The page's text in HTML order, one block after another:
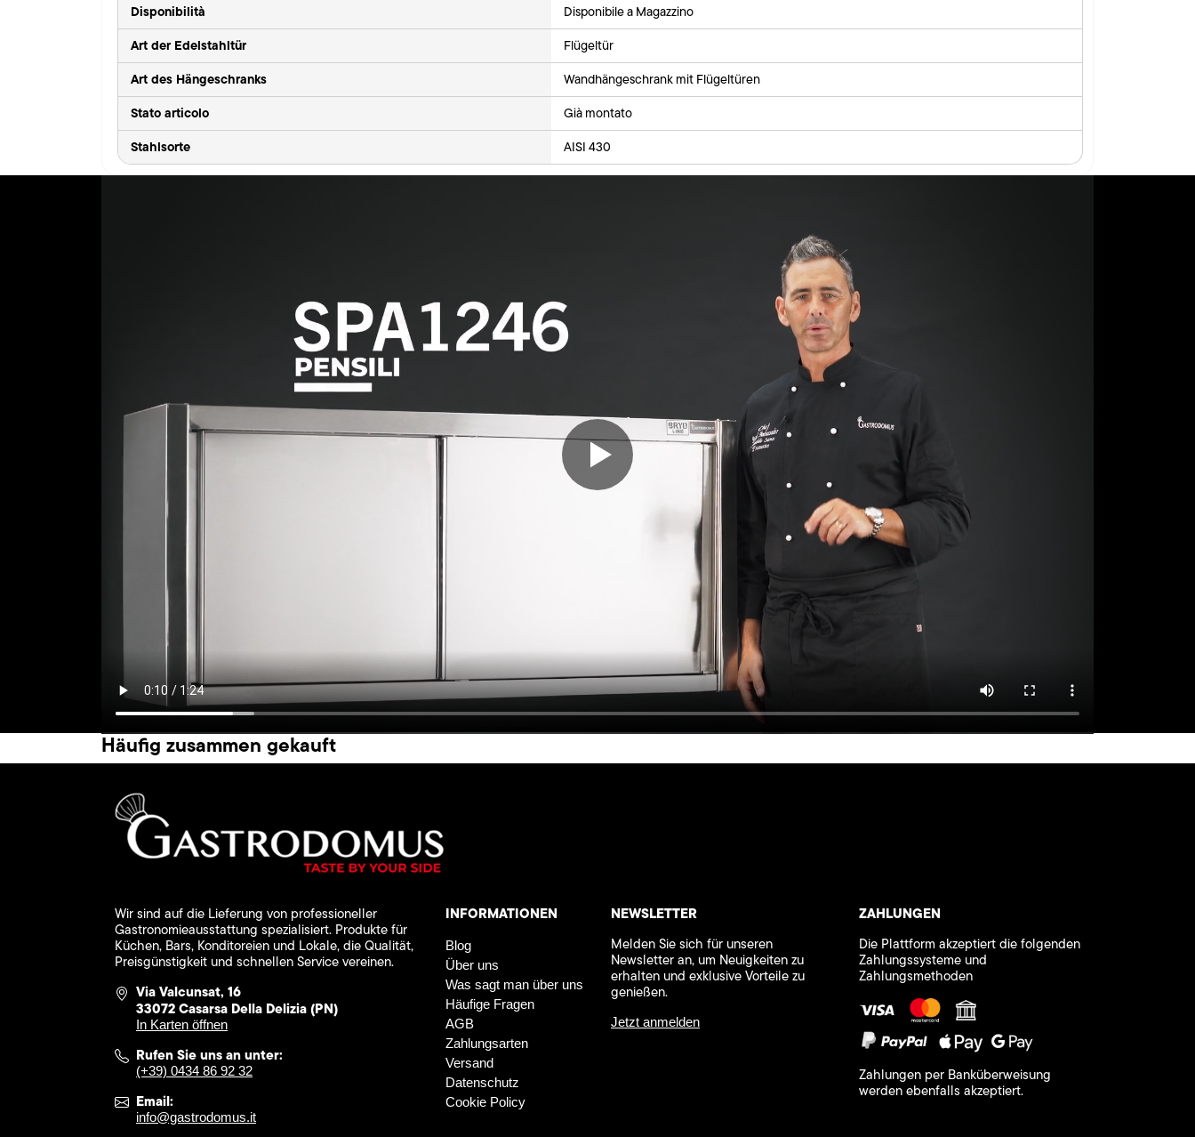
Disponibilità Disponibile a Magazzino
Art der Edelstahltür Flügeltür
Art des Hängeschranks Wandhängeschrank mit Flügeltüren
Stato articolo Già montato
Stahlsorte AISI 430
Häufig zusammen gekauft
Wir sind auf die Lieferung von professioneller
Gastronomieausstattung spezialisiert. Produkte für
Küchen, Bars, Konditoreien und Lokale, die Qualität,
Preisgünstigkeit und schnellen Service vereinen.
Via Valcunsat, 16
33072 Casarsa Della Delizia (PN)
In Karten öffnen
Rufen Sie uns an unter:
(+39) 0434 86 92 32
Email:
info@gastrodomus.it
INFORMATIONEN
Blog
Über uns
Was sagt man über uns
Häufige Fragen
AGB
Zahlungsarten
Versand
Datenschutz
Cookie Policy
NEWSLETTER
Melden Sie sich für unseren
Newsletter an, um Neuigkeiten zu
erhalten und exklusive Vorteile zu
genießen.
Jetzt anmelden
ZAHLUNGEN
Die Plattform akzeptiert die folgenden
Zahlungssysteme und
Zahlungsmethoden
Zahlungen per Banküberweisung
werden ebenfalls akzeptiert.